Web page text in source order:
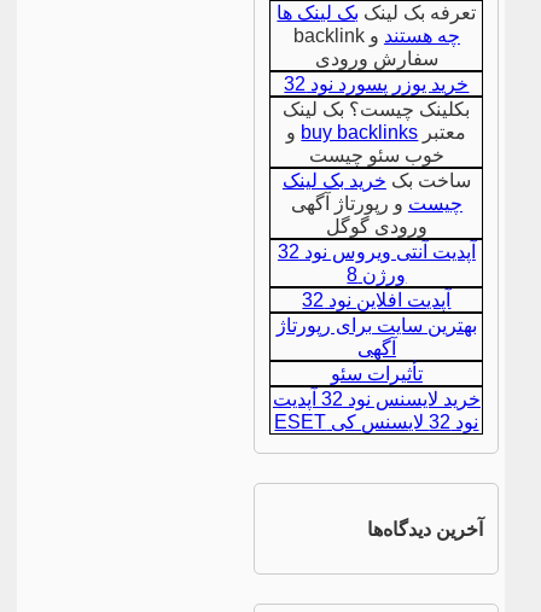
تعرفه بک لینک بک لینک ها
چه هستند
و backlink
سفارش ورودی
خرید یوزر پسورد نود 32
بکلینک چیست؟ بک لینک
معتبر buy backlinks و
خوب سئو چیست
ساخت بک خرید بک لینک
چیست و رپورتاژ آگهی
ورودی گوگل
آپدیت آنتی ویروس نود 32
ورژن 8
آپدیت افلاین نود 32
بهترین سایت برای رپورتاژ
آگهی
تأثیرات سئو
خرید لایسنس نود 32 آپدیت
نود 32 لایسنس کی ESET
آخرین دیدگاه‌ها